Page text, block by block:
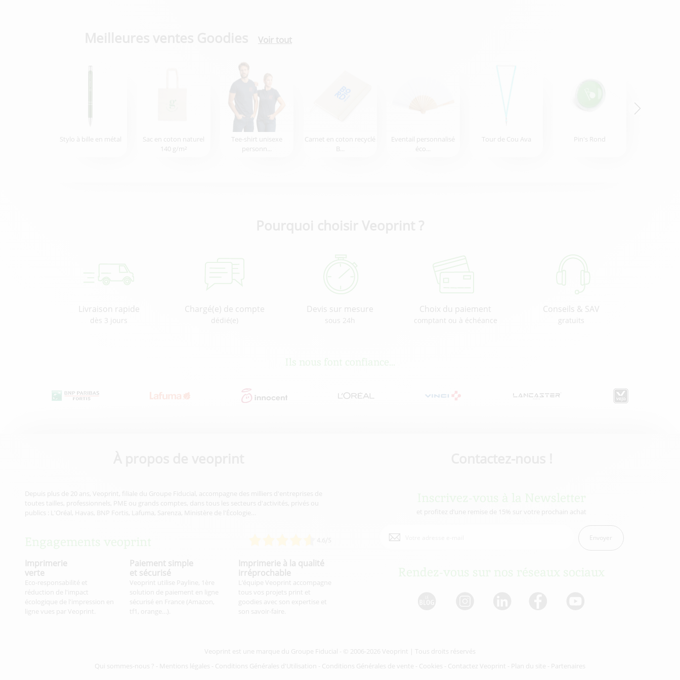
Voir tout
Stylo à bille en métal
Sac en coton naturel
140 g/m²
Tee-shirt unisexe
personn...
Carnet en coton recyclé
B...
Eventail personnalisé
éco...
Tour de Cou Ava Pin's Rond
Livraison rapide
dès 3 jours
Chargé(e) de compte
dédié(e)
Devis sur mesure
sous 24h
Choix du paiement
comptant ou à échéance
Conseils & SAV
gratuits
Depuis plus de 20 ans, Veoprint, filiale du Groupe Fiducial, accompagne des milliers d'entreprises de
toutes tailles, professionnels, PME ou grands comptes, dans tous les secteurs d'activités, privés ou
publics : L'Oréal, Havas, BNP Fortis, Lafuma, Sarenza, Ministère de l'Écologie…
Imprimerie
verte
Eco-responsabilité et
réduction de l'impact
écologique de l'impression en
ligne vues par Veoprint.
Paiement simple
et sécurisé
Veoprint utilise Payline, 1ère
solution de paiement en ligne
sécurisé en France (Amazon,
tf1, orange…).
Imprimerie à la qualité
irréprochable
L’équipe Veoprint accompagne
tous vos projets print et
goodies avec son expertise et
son savoir-faire.
et profitez d’une remise de 15% sur votre prochain achat
Envoyer
Veoprint est une marque du Groupe Fiducial - © 2006-2026 Veoprint | Tous droits réservés
Qui sommes-nous ? - Mentions légales - Conditions Générales d'Utilisation - Conditions Générales de vente - Cookies - Contactez Veoprint - Plan du site - Partenaires